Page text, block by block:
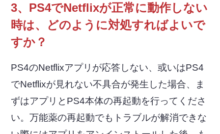
3、PS4でNetflixが正常に動作しない
時は、どのように対処すればよいで
すか？
PS4のNetflixアプリが応答しない、或いはPS4
でNetflixが見れない不具合が発生した場合、ま
ずはアプリとPS4本体の再起動を行ってくださ
い。万能薬の再起動でもトラブルが解消できな